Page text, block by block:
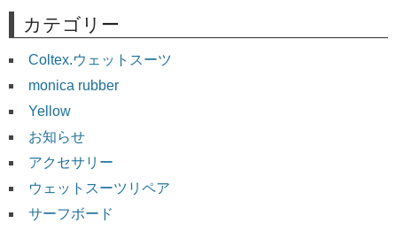
カテゴリー
Coltex.ウェットスーツ
monica rubber
Yellow
お知らせ
アクセサリー
ウェットスーツリペア
サーフボード